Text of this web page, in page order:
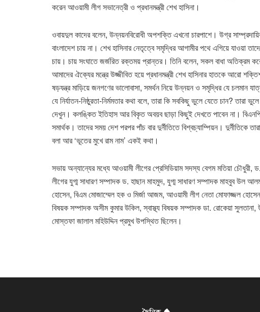
করেন আওয়ামী লীগ সভানেত্রী ও প্রধানমন্ত্রী শেখ হাসিনা।
ওবায়দুল কাদের বলেন, উন্নয়নবিরোধী অপশক্তি এখনো চারপাশে। উগ্র
বাংলাদেশ চায় না। শেখ হাসিনার নেতৃত্বে সমৃদ্ধির আগামীর পথে এগিয়ে যাওয়া
চায়। চায় সংঘাতে জর্জরিত রক্তময় প্রান্তর। তিনি বলেন, সকল বাধা অতিক্রম করে
আমাদের ঐক্যের মন্ত্রে উজ্জীবিত হয়ে প্রধানমন্ত্রী শেখ হাসিনার হাতকে আরো
ষড়যন্ত্র মাড়িয়ে জনগণের ভালোবাসা, সমর্থন নিয়ে উন্নয়ন ও সমৃদ্ধির যে চলমান
যে নির্যাতন-নিষ্ঠুরতা-নির্মমতার কথা বলে, তারা কি সবকিছু ভুলে যেতে চান?
দেখুন। কলঙ্কিত ইতিহাস আর বিকৃত অবয়ব ছাড়া কিছুই দেখতে পাবেন না। বিএনপি
সমার্থক। তাদের সময় দেশ পরপর পাঁচ বার দুর্নীতিতে বিশ্বচ্যাম্পিয়ন। দুর্নীতিকে
বলা আর ‘ভূতের মুখে রাম নাম’ একই কথা।
সভায় অন্যান্যের মধ্যে আওয়ামী লীগের প্রেসিডিয়াম সদস্য বেগম মতিয়া চৌধুরী,
লীগের যুগ্ম সাধারণ সম্পাদক ড. হাছান মাহমুদ, যুগ্ম সাধারণ সম্পাদক মাহবুব উল
হোসেন, বিএম মোজাম্মেল হক ও মির্জা আজম, আওয়ামী লীগ নেতা মোফাজ্জল হোসেন
বিষয়ক সম্পাদক অসীম কুমার উকিল, স্বাস্থ্য বিষয়ক সম্পাদক ডা. রোকেয়া
মোস্তফা জালাল মহিউদ্দিন প্রমুখ উপস্থিত ছিলেন।